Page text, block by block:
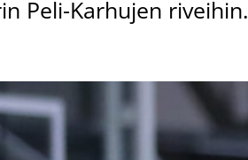
Peli-Karhujen